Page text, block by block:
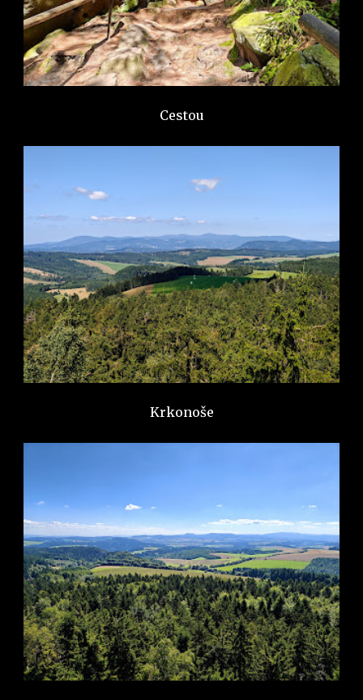
Cestou
Krkonoše